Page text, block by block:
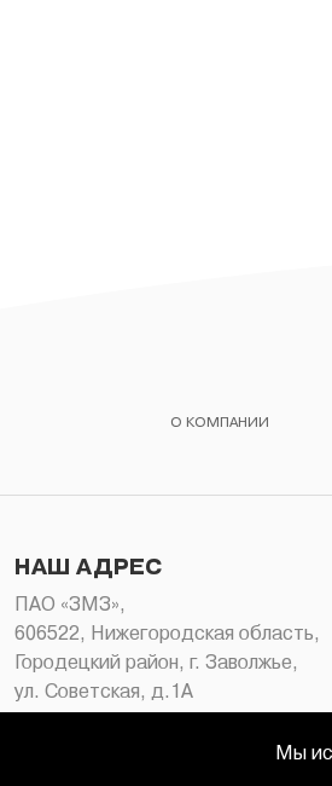
О КОМПАНИИ
Поставщикам
Менеджмент качества
Руководства по ремонту
Неликвиды
НАШ АДРЕС
ПАО «ЗМЗ»,
606522, Нижегородская область,
Городецкий район, г. Заволжье,
ул. Советская, д.1А
Мы